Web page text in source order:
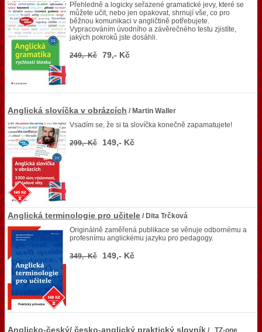
Přehledně a logicky seřazené gramatické jevy, které se
můžete učit, nebo jen opakovat, shrnují vše, co pro
běžnou komunikaci v angličtině potřebujete.
Vypracováním úvodního a závěrečného testu zjistíte,
jakých pokroků jste dosáhli.
249,- Kč 79,- Kč
Anglická slovíčka v obrázcích / Martin Waller
Vsadím se, že si ta slovíčka konečně zapamatujete!
299,- Kč 149,- Kč
Anglická terminologie pro učitele / Dita Trčková
Originálně zaměřená publikace se věnuje odbornému a
profesnímu anglickému jazyku pro pedagogy.
349,- Kč 149,- Kč
Anglicko-český/ česko-anglický praktický slovník / TZ-one